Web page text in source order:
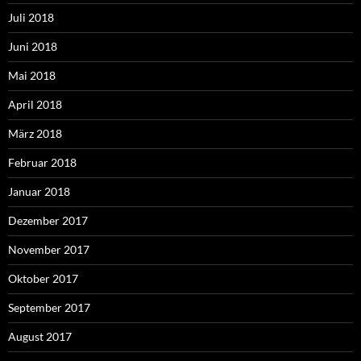
Juli 2018
Juni 2018
Mai 2018
April 2018
März 2018
Februar 2018
Januar 2018
Dezember 2017
November 2017
Oktober 2017
September 2017
August 2017